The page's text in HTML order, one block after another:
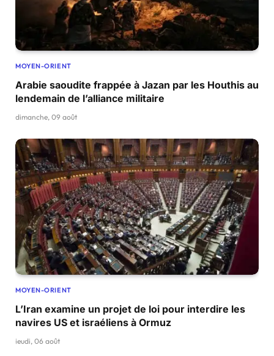
MOYEN-ORIENT
Arabie saoudite frappée à Jazan par les Houthis au
lendemain de l’alliance militaire
dimanche, 09 août
MOYEN-ORIENT
L’Iran examine un projet de loi pour interdire les
navires US et israéliens à Ormuz
jeudi, 06 août